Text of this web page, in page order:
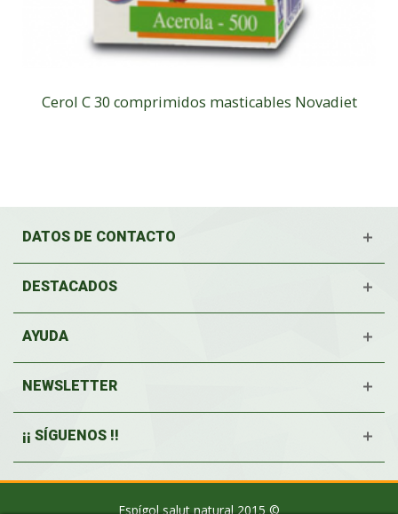
Cerol C 30 comprimidos masticables Novadiet
DATOS DE CONTACTO
DESTACADOS
AYUDA
NEWSLETTER
¡¡ SÍGUENOS !!
Espígol salut natural 2015 ©